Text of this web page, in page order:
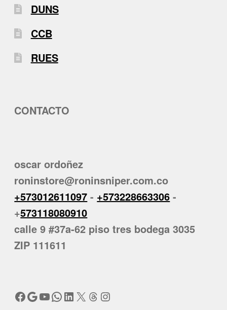
DUNS
CCB
RUES
CONTACTO
oscar ordoñez
roninstore@roninsniper.com.co
+573012611097 - +573228663306 -
+573118080910
calle 9 #37a-62 piso tres bodega 3035
ZIP 111611
Facebook
Google
YouTube
WhatsApp
LinkedIn
X Threads
Instagram